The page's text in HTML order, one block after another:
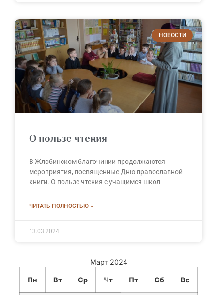
НОВОСТИ
О пользе чтения
В Жлобинском благочинии продолжаются
мероприятия, посвященные Дню православной
книги. О пользе чтения с учащимся школ
ЧИТАТЬ ПОЛНОСТЬЮ »
13.03.2024
Март 2024
Пн Вт Ср Чт Пт Сб Вс